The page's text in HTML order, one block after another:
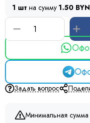
Устройства защиты
1 шт на сумму 1.50 BYN
Задать вопрос
Минимальная сумма